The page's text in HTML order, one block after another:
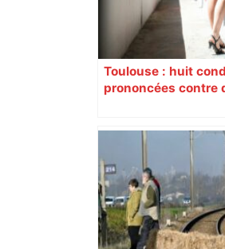
Toulouse : huit
prononcées contre